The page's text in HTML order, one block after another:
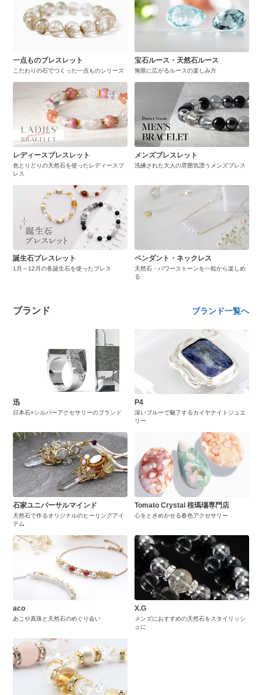
一点ものブレスレット
こだわりの石でつくった一点ものシリーズ
宝石ルース・天然石ルース
無限に広がるルースの楽しみ方
レディースブレスレット
色とりどりの天然石を使ったレディースブ
レス
メンズブレスレット
洗練された大人の雰囲気漂うメンズブレス
誕生石ブレスレット
1月～12月の各誕生石を使ったブレス
ペンダント・ネックレス
天然石・パワーストーンを一粒から楽しめ
る
ブランド ブランド一覧へ
迅
日本石×シルバーアクセサリーのブランド
P4
深いブルーで魅了するカイヤナイトジュエ
リー
石家ユニバーサルマインド
天然石で作るオリジナルのヒーリングアイ
テム
Tomato Crystal 桜瑪瑙専門店
心をときめかせる春色アクセサリー
aco
あこや真珠と天然石のめぐり会い
X.G
メンズにおすすめの天然石をスタイリッシ
ュに